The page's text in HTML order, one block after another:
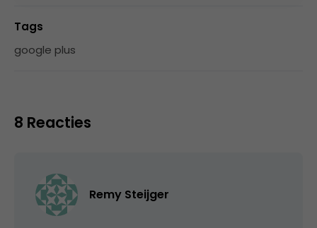
Tags
google plus
8 Reacties
Remy Steijger